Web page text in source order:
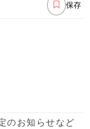
保存
のお知らせなど